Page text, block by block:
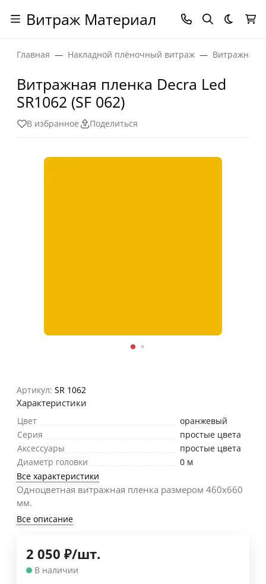
Витраж Материал Темная
Главная Накладной плёночный витраж Витражная
Витражная пленка Decra Led
SR1062 (SF 062)
В избранное Поделиться
Артикул: SR 1062
Характеристики
Цвет
оранжевый
Серия
простые цвета
Аксессуары
простые цвета
Диаметр головки
0 м
Все характеристики
Одноцветная витражная пленка размером 460х660
мм.
Все описание
2 050 ₽/шт.
В наличии